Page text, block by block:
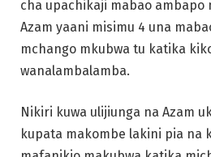
cha upachikaji mabao ambapo
Azam yaani misimu 4 una
mchango mkubwa tu katika
wanalambalamba.
Nikiri kuwa ulijiunga na Azam
kupata makombe lakini pia na